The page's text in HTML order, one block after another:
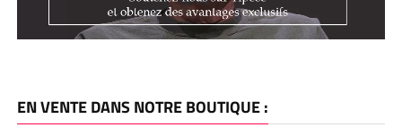
EN VENTE DANS NOTRE BOUTIQUE :